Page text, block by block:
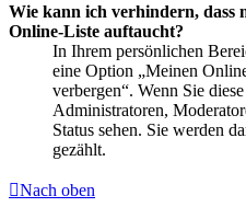
Wie kann ich verhindern, dass
Online-Liste auftaucht?
In Ihrem persönlichen
eine Option „Meinen
verbergen“. Wenn Sie
Administratoren,
Status sehen. Sie werden
gezählt.
Nach oben